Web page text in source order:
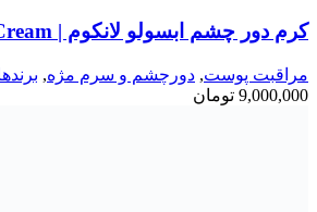
کرم دور چشم ابسولو لانکوم | Lancôme Absolue The Eye Cream ضد چروک و لیفت کننده
مراقبت پوست, دورچشم و سرم مژه,
9,000,000 تومان